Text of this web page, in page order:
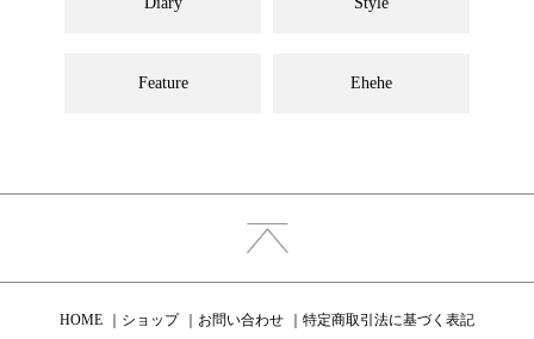
Feature Ehehe
HOME ショップ お問い合わせ 特定商取引法に基づく表記